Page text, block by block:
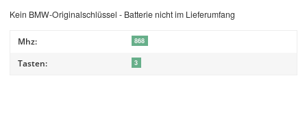
Kein BMW-Originalschlüssel - Batterie nicht im Lieferumfang
Mhz: 868
Tasten: 3